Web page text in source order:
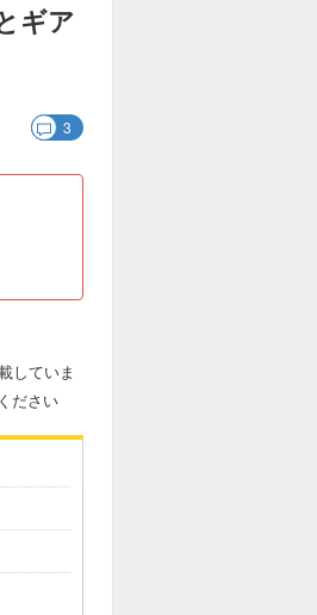
ギア
3
していま
ださい